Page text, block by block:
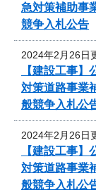
急対策補助事
競争入札公告
2024年2月26日
【建設工事
対策道路事業
般競争入札公
2024年2月26日
【建設工事
対策道路事業
般競争入札公